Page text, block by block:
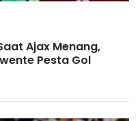
Ajax Menang,
Pesta Gol